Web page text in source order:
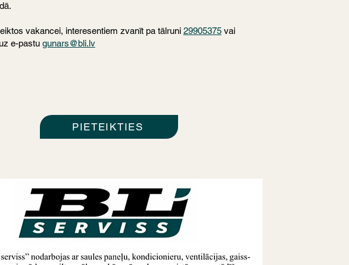
vakancei, interesentiem zvanīt pa tālruni 29905375vai
e-pastu gunars@bli.lv
PIETEIKTIES